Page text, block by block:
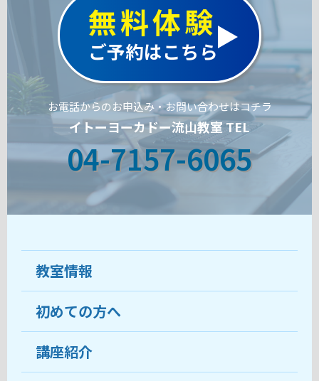
無料体験
ご予約はこちら
お電話からのお申込み・お問い合わせはコチラ
イトーヨーカドー流山教室 TEL
04-7157-6065
教室情報
教室について
受講生の声
初めての方へ
ココがおすすめ
講座紹介